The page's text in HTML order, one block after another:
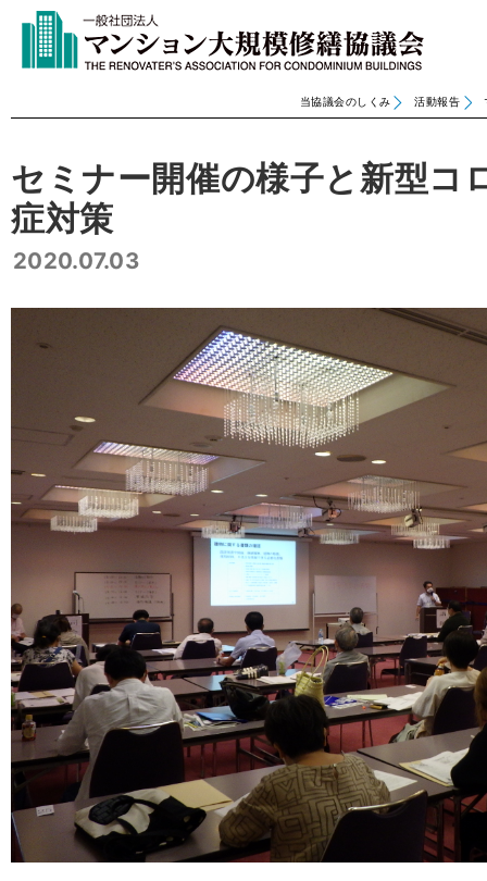
当協議会のしくみ 活動報告
セミナー開催の様子と新型コ
症対策
2020.07.03